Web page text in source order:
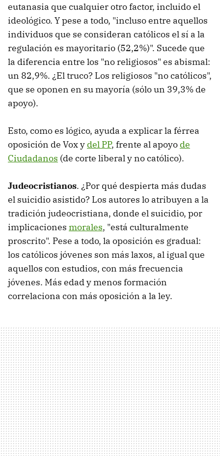
eutanasia que cualquier otro factor, incluido el
ideológico. Y pese a todo, "incluso entre aquellos
individuos que se consideran católicos el sí a la
regulación es mayoritario (52,2%)". Sucede que
la diferencia entre los "no religiosos" es abismal:
un 82,9%. ¿El truco? Los religiosos "no católicos",
que se oponen en su mayoría (sólo un 39,3% de
apoyo).
Esto, como es lógico, ayuda a explicar la férrea
oposición de Vox y del PP, frente al apoyo de
Ciudadanos (de corte liberal y no católico).
Judeocristianos. ¿Por qué despierta más dudas
el suicidio asistido? Los autores lo atribuyen a la
tradición judeocristiana, donde el suicidio, por
implicaciones morales, "está culturalmente
proscrito". Pese a todo, la oposición es gradual:
los católicos jóvenes son más laxos, al igual que
aquellos con estudios, con más frecuencia
jóvenes. Más edad y menos formación
correlaciona con más oposición a la ley.